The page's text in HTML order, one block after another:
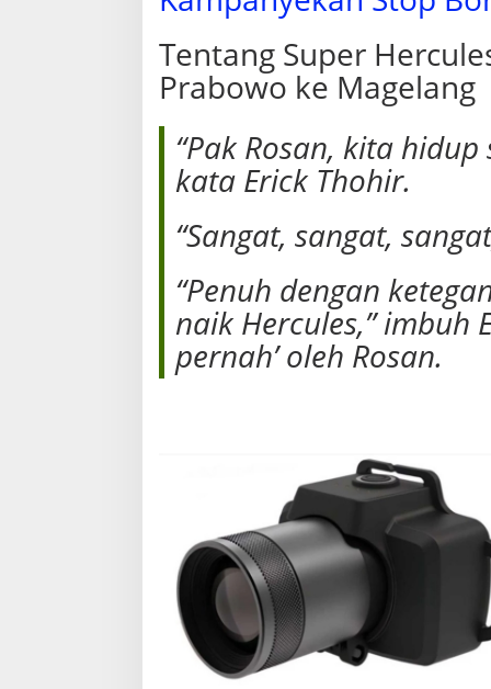
Tentang Super
Prabowo ke Magelang
“Pak Rosan, kita
kata Erick Thohir.
“Sangat, sangat,
“Penuh dengan
naik Hercules,” imbuh
pernah’ oleh Rosan.